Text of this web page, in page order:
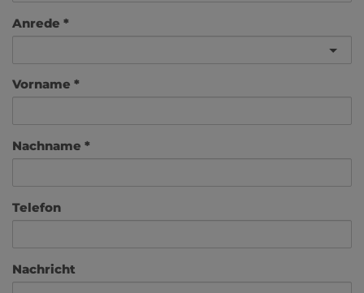
Anrede
Vorname
Nachname
Telefon
Nachricht